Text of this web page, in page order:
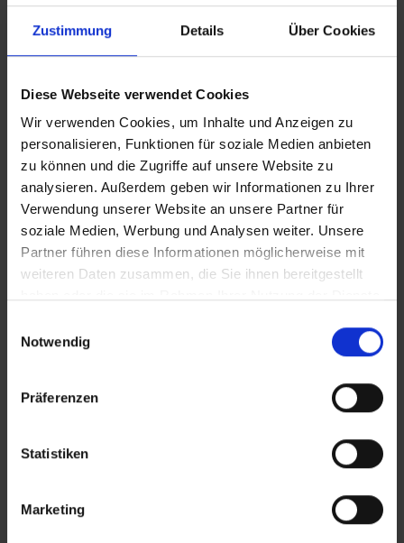
Zustimmung Details Über Cookies
Diese Webseite verwendet Cookies
Wir verwenden Cookies, um Inhalte und Anzeigen zu
personalisieren, Funktionen für soziale Medien anbieten
zu können und die Zugriffe auf unsere Website zu
analysieren. Außerdem geben wir Informationen zu Ihrer
Verwendung unserer Website an unsere Partner für
soziale Medien, Werbung und Analysen weiter. Unsere
Partner führen diese Informationen möglicherweise mit
weiteren Daten zusammen, die Sie ihnen bereitgestellt
Notwendig
Präferenzen
Statistiken
Marketing
Unterschiede in den beschriebenen Leistungen gibt. Aug.
2023
Wichtige Hinweise
Es besteht die Möglichkeit zwischen
verschiedenen Zielflughäfen zu wählen. Bitte
beachten Sie, dass je nach Auswahl längere
Transferzeiten zu Ihrem Hotel entstehen
können.
Bei dieser Reise ist der Transfer nicht inklusive.
oder unter www.urlaubstransfers.de
eine Kurtaxe/Übernachtungssteuer fällig. Die
Höhe der Übernachtungssteuer richtet sich
sowie der Aufenthaltsdauer. Der Betrag ist vor
Ort im Hotel zu zahlen.